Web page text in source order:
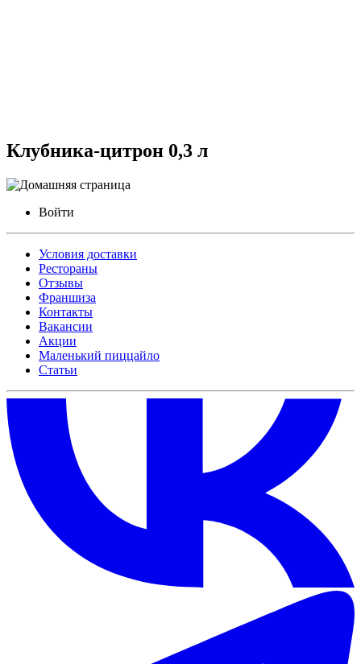
Клубника-цитрон 0,3 л
Войти
Условия доставки
Рестораны
Отзывы
Франшиза
Контакты
Вакансии
Акции
Маленький пиццайло
Статьи